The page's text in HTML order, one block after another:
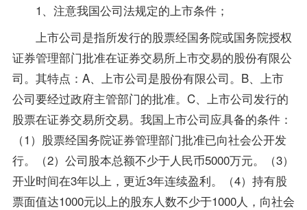
1、注意我国公司法规定的上市条件；
上市公司是指所发行的股票经国务院或国务院授权
证券管理部门批准在证券交易所上市交易的股份有限公
司。其特点：A、上市公司是股份有限公司。B、上市
公司要经过政府主管部门的批准。C、上市公司发行的
股票在证券交易所交易。我国上市公司应具备的条件：
（1）股票经国务院证券管理部门批准已向社会公开发
行。（2）公司股本总额不少于人民币5000万元。（3）
开业时间在3年以上，更近3年连续盈利。（4）持有股
票面值达1000元以上的股东人数不少于1000人，向社会